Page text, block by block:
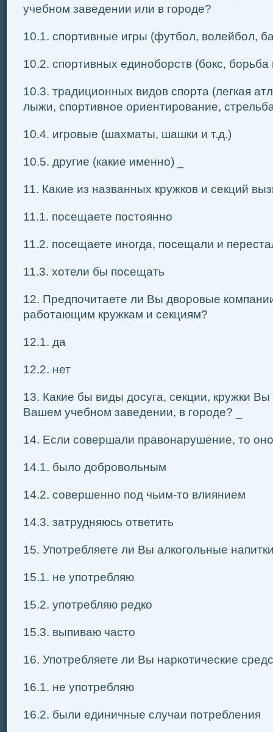
учебном заведении или в городе?
10.1. спортивные игры (футбол, волейбол,
10.2. спортивных единоборств (бокс, борьба
10.3. традиционных видов спорта (легкая
лыжи, спортивное ориентирование,
10.4. игровые (шахматы, шашки и т.д.)
10.5. другие (какие именно) _
11. Какие из названных кружков и секций
11.1. посещаете постоянно
11.2. посещаете иногда, посещали и
11.3. хотели бы посещать
12. Предпочитаете ли Вы дворовые
работающим кружкам и секциям?
12.1. да
12.2. нет
13. Какие бы виды досуга, секции, кружки
Вашем учебном заведении, в городе? _
14. Если совершали правонарушение, то
14.1. было добровольным
14.2. совершенно под чьим-то влиянием
14.3. затрудняюсь ответить
15. Употребляете ли Вы алкогольные
15.1. не употребляю
15.2. употребляю редко
15.3. выпиваю часто
16. Употребляете ли Вы наркотические
16.1. не употребляю
16.2. были единичные случаи потребления